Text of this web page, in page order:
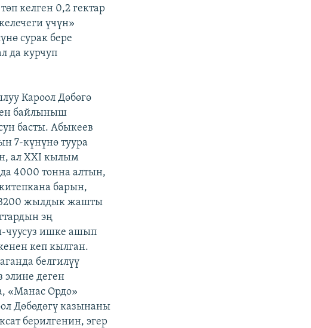
келген 0,2 гектар
үчүн»
сурак бере
да курчуп
Кароол Дөбөгө
байлыныш
басты. Абыкеев
7-күнүнө туура
ал ХХI кылым
4000 тонна алтын,
барын,
3200 жылдык жашты
эң
чуусуз ишке ашып
кеп кылган.
белгилүү
элине деген
«Манас Ордо»
Дөбөдөгү казынаны
берилгенин, эгер